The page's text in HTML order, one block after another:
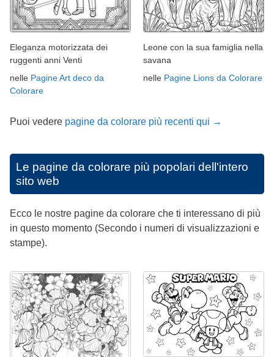
Eleganza motorizzata dei
ruggenti anni Venti
nelle Pagine Art deco da
Colorare
Leone con la sua famiglia nella
savana
nelle Pagine Lions da Colorare
Puoi vedere pagine da colorare più recenti qui →
Le pagine da colorare più popolari dell'intero
sito web
Ecco le nostre pagine da colorare che ti interessano di più
in questo momento (Secondo i numeri di visualizzazioni e
stampe).